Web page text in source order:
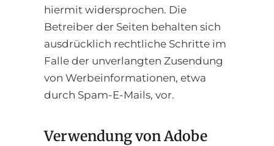
hiermit widersprochen. Die
Betreiber der Seiten behalten sich
ausdrücklich rechtliche Schritte im
Falle der unverlangten Zusendung
von Werbeinformationen, etwa
durch Spam-E-Mails, vor.
Verwendung von Adobe